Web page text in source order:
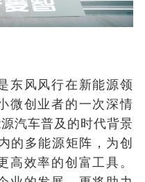
东风风行在新能源领
微创业者的一次深情
汽车普及的时代背景
的多能源矩阵，为创
效率的创富工具。